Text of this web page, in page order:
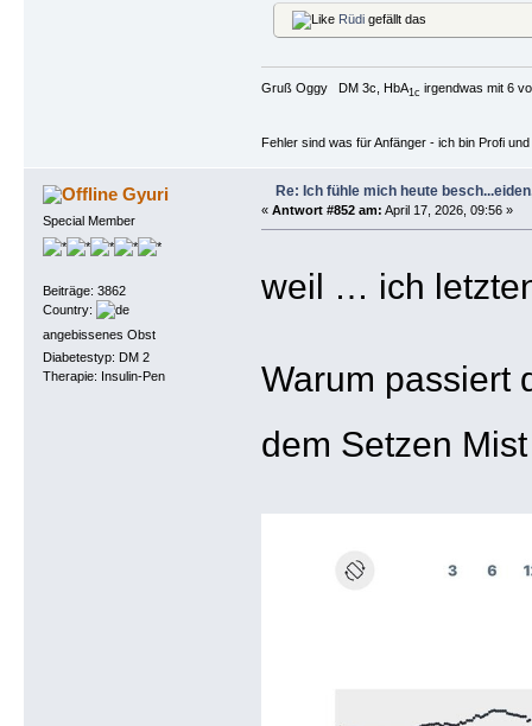
Rüdigefällt das
Gruß Oggy DM 3c, HbA1c irgendwas mit 6
Fehler sind was für Anfänger - ich bin Profi
Gyuri
Special Member
Beiträge: 3862
Country:
angebissenes Obst
Diabetestyp: DM 2
Therapie: Insulin-Pen
Re: Ich fühle mich heute
« Antwort #852 am: April 17, 2026, 09:56 »
weil … ich
Warum passiert
dem Setzen